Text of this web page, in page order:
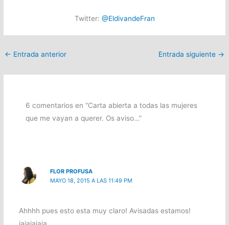
Twitter: @EldivandeFran
← Entrada anterior Entrada siguiente →
6 comentarios en “Carta abierta a todas las mujeres
que me vayan a querer. Os aviso…”
FLOR PROFUSA
MAYO 18, 2015 A LAS 11:49 PM
Ahhhh pues esto esta muy claro! Avisadas estamos!